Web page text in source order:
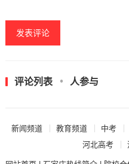
评论列表 人参与
新闻频道 教育频道 中考
河北高考